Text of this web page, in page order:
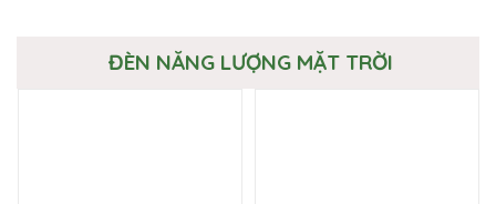
ĐÈN NĂNG LƯỢNG MẶT TRỜI